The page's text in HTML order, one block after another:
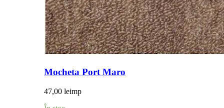
Mocheta Port Maro
47,00 leimp